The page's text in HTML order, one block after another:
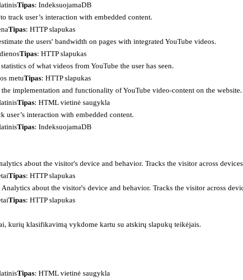
Tipas: IndeksuojamaDB
track user’s interaction with embedded content.
Tipas: HTTP slapukas
the users' bandwidth on pages with integrated YouTube videos.
Tipas: HTTP slapukas
of what videos from YouTube the user has seen.
metuTipas: HTTP slapukas
implementation and functionality of YouTube video-content on the website.
Tipas: HTML vietinė saugykla
user’s interaction with embedded content.
Tipas: IndeksuojamaDB
about the visitor's device and behavior. Tracks the visitor across
Tipas: HTTP slapukas
about the visitor's device and behavior. Tracks the visitor across
Tipas: HTTP slapukas
kurių klasifikavimą vykdome kartu su atskirų slapukų teikėjais.
Tipas: HTML vietinė saugykla